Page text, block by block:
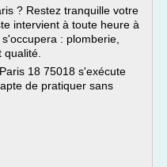
? Restez tranquille votre
intervient à toute heure à
: plomberie,
18 75018 s'exécute
de pratiquer sans